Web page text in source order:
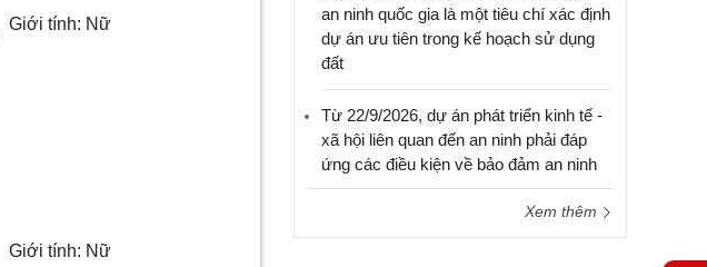
Giới tính: Nữ
Giới tính: Nữ
an ninh quốc gia là một tiêu chí xác định
dự án ưu tiên trong kế hoạch sử dụng
đất
Từ 22/9/2026, dự án phát triển kinh tế -
xã hội liên quan đến an ninh phải đáp
ứng các điều kiện về bảo đảm an ninh
Xem thêm